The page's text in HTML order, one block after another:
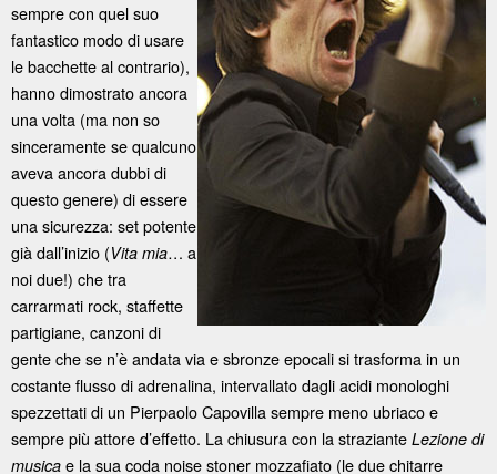
sempre con quel suo
fantastico modo di usare
le bacchette al contrario),
hanno dimostrato ancora
una volta (ma non so
sinceramente se qualcuno
aveva ancora dubbi di
questo genere) di essere
una sicurezza: set potente
già dall’inizio (Vita mia… a
noi due!) che tra
carrarmati rock, staffette
partigiane, canzoni di
gente che se n’è andata via e sbronze epocali si trasforma in un
costante flusso di adrenalina, intervallato dagli acidi monologhi
spezzettati di un Pierpaolo Capovilla sempre meno ubriaco e
sempre più attore d’effetto. La chiusura con la straziante Lezione di
musica e la sua coda noise stoner mozzafiato (le due chitarre